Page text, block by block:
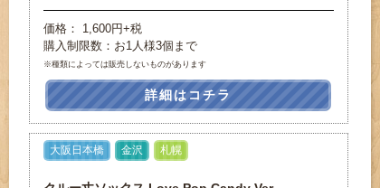
価格： 1,600円+税
購入制限数：お1人様3個まで
※種類によっては販売しないものがあります
詳細はコチラ
大阪日本橋 金沢 札幌